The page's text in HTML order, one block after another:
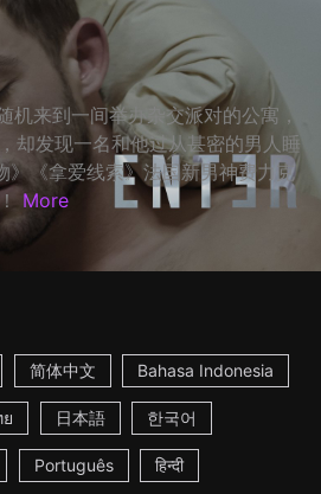
机来到一间举办杂交派对的公寓，
却发现一名和他过从甚密的男人睡
》《拿爱线索》法国新男神费力克
More
简体中文 Bahasa Indonesia
日本語 한국어
Português हिन्दी